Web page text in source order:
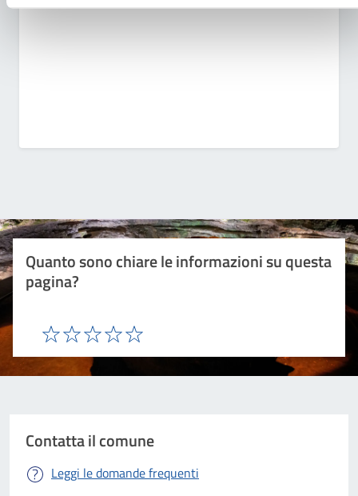
Quanto sono chiare le informazioni su questa
pagina?
Valuta 5 stelle su 5
Valuta 4 stelle su 5
Valuta 3 stelle su 5
Valuta 2 stelle su 5
Valuta 1 stelle su 5
Contatta il comune
Leggi le domande frequenti